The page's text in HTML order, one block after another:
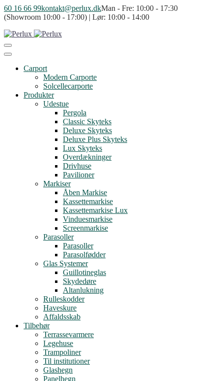
60 16 66 99kontakt@perlux.dkMan - Fre: 10:00 - 17:30
(Showroom 10:00 - 17:00) | Lør: 10:00 - 14:00
Carport
Modern Carporte
Solcellecarporte
Produkter
Udestue
Pergola
Classic Skyteks
Deluxe Skyteks
Deluxe Plus Skyteks
Lux Skyteks
Overdækninger
Drivhuse
Pavilioner
Markiser
Åben Markise
Kassettemarkise
Kassettemarkise Lux
Vinduesmarkise
Screenmarkise
Parasoller
Parasoller
Parasolfødder
Glas Systemer
Guillotineglas
Skydedøre
Altanlukning
Rulleskodder
Haveskure
Affaldsskab
Tilbehør
Terrassevarmere
Legehuse
Trampoliner
Til institutioner
Glashegn
Panelhegn